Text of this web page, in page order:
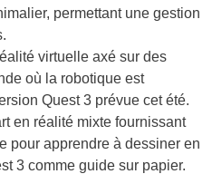
permettant une gestion
virtuelle axé sur des
où la robotique est
Quest 3 prévue cet été.
en réalité mixte fournissant
pour apprendre à dessiner en
3 comme guide sur papier.